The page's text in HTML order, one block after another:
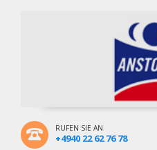
RUFEN SIE AN
+4940 22 62 76 78